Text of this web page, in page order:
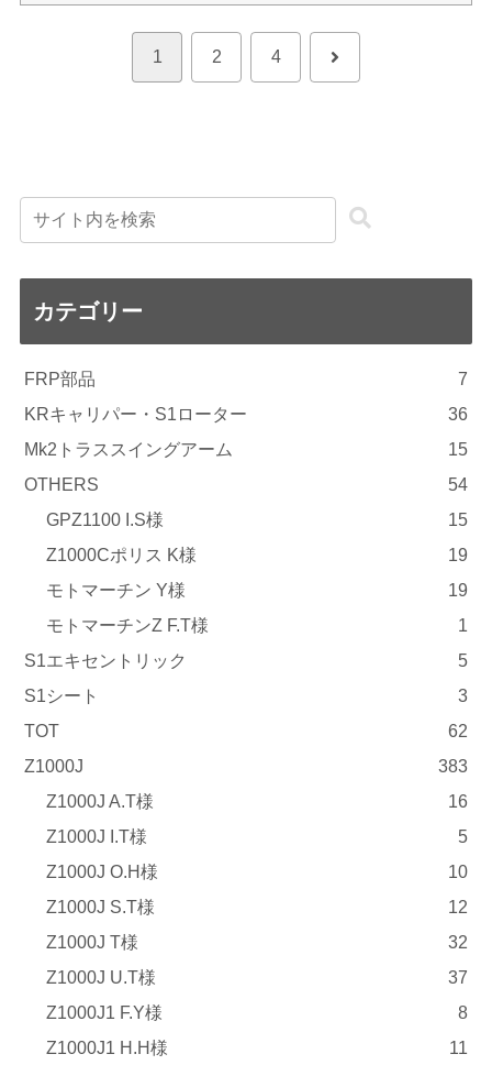
1 2 4 次
カテゴリー
FRP部品
7
KRキャリパー・S1ローター
36
Mk2トラススイングアーム
15
OTHERS
54
GPZ1100 I.S様
15
Z1000Cポリス K様
19
モトマーチン Y様
19
モトマーチンZ F.T様
1
S1エキセントリック
5
S1シート
3
TOT
62
Z1000J
383
Z1000J A.T様
16
Z1000J I.T様
5
Z1000J O.H様
10
Z1000J S.T様
12
Z1000J T様
32
Z1000J U.T様
37
Z1000J1 F.Y様
8
Z1000J1 H.H様
11